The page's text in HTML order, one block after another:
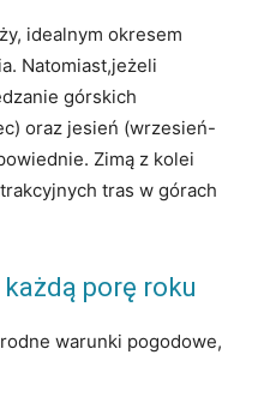
idealnym okresem
Natomiast,jeżeli
​górskich
oraz jesień (wrzesień-
Zimą z kolei
​tras w górach
⁢porę roku
warunki pogodowe,